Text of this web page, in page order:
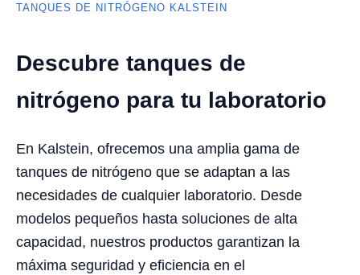
TANQUES DE NITRÓGENO KALSTEIN
Descubre tanques de
nitrógeno para tu laboratorio
En Kalstein, ofrecemos una amplia gama de
tanques de nitrógeno que se adaptan a las
necesidades de cualquier laboratorio. Desde
modelos pequeños hasta soluciones de alta
capacidad, nuestros productos garantizan la
máxima seguridad y eficiencia en el